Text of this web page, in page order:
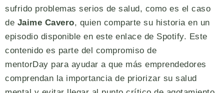
sufrido problemas serios de salud, como es el caso
de Jaime Cavero, quien comparte su historia en un
episodio disponible en este enlace de Spotify. Este
contenido es parte del compromiso de
mentorDay para ayudar a que más emprendedores
comprendan la importancia de priorizar su salud